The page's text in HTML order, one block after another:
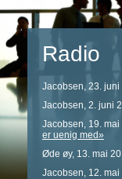
Radio
Jacobsen, 23. juni
Jacobsen, 2. juni
Jacobsen, 19. mai
er uenig med»
Øde øy, 13. mai
Jacobsen, 12. mai